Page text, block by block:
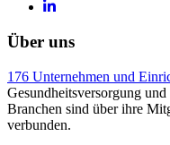
Über uns
176 Unternehmen und
Gesundheitsversorgung
Branchen sind über ihre
verbunden.